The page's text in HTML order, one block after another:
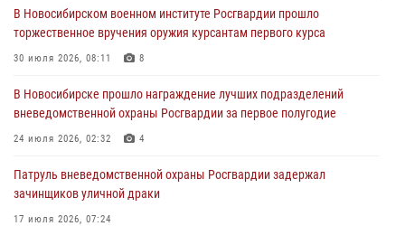
В Новосибирске военнослужащие отряда спецназа «Ермак»
Росгвардии провели занятия по беспарашютному десантированию
В Новосибирске военнослужащие Росгвардии почтили память детей
– жертв войны в Донбассе
В Новосибирском военном институте Росгвардии прошло
торжественное вручения оружия курсантам первого курса
30 июля 2026, 08:11 8
В Новосибирске прошло награждение лучших подразделений
вневедомственной охраны Росгвардии за первое полугодие
24 июля 2026, 02:32 4
Патруль вневедомственной охраны Росгвардии задержал
зачинщиков уличной драки
17 июля 2026, 07:24